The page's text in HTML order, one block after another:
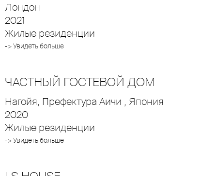
Лондон
2021
Жилые резиденции
-> Увидеть больше
ЧАСТНЫЙ ГОСТЕВОЙ ДОМ
Нагойя, Префектура Аичи , Япония
2020
Жилые резиденции
-> Увидеть больше